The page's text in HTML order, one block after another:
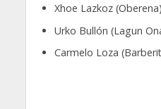
Xhoe Lazkoz (Oberena)
Urko Bullón (Lagun
Carmelo Loza